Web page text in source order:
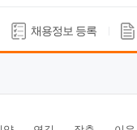
채용정보 등록